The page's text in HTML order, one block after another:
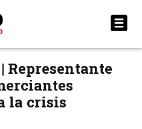
Representante
la crisis